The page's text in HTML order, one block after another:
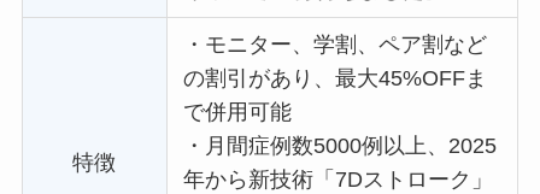
特徴
・ モニター、学割、ペア割など
の割引があり、最大45%OFFま
で併用可能
・ 月間症例数5000例以上、2025
年から新技術「7Dストローク」